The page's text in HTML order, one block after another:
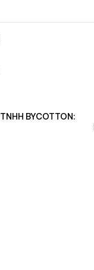
BYCOTTON: